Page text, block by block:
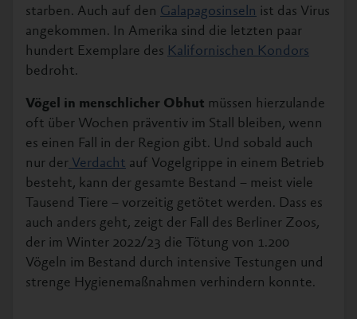
starben. Auch auf den Galapagosinseln ist das Virus
angekommen. In Amerika sind die letzten paar
hundert Exemplare des Kalifornischen Kondors
bedroht.
Vögel in menschlicher Obhut müssen hierzulande
oft über Wochen präventiv im Stall bleiben, wenn
es einen Fall in der Region gibt. Und sobald auch
nur der Verdacht auf Vogelgrippe in einem Betrieb
besteht, kann der gesamte Bestand – meist viele
Tausend Tiere – vorzeitig getötet werden. Dass es
auch anders geht, zeigt der Fall des Berliner Zoos,
der im Winter 2022/23 die Tötung von 1.200
Vögeln im Bestand durch intensive Testungen und
strenge Hygienemaßnahmen verhindern konnte.